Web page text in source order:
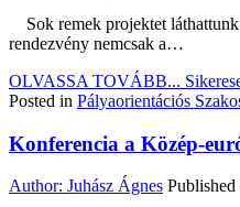
Sok remek projektet láthattunk
rendezvény nemcsak a…
OLVASSA TOVÁBB...
Posted in Pályaorientációs
Konferencia a Közép-
Author: Juhász Ágnes Published